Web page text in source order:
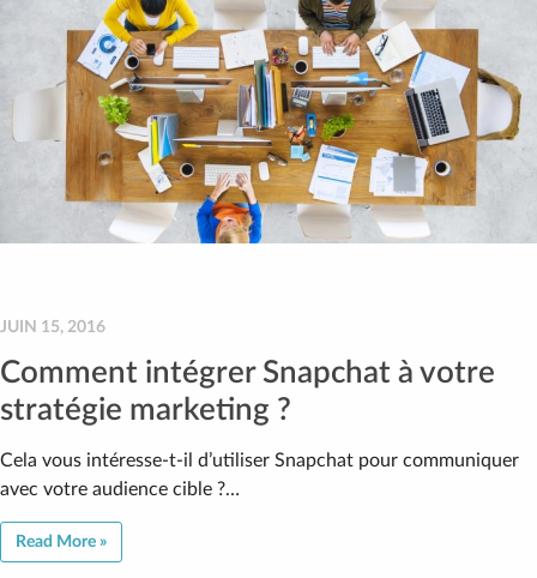
JUIN 15, 2016
Comment intégrer Snapchat à votre
stratégie marketing ?
Cela vous intéresse-t-il d’utiliser Snapchat pour communiquer
avec votre audience cible ?…
Read More »